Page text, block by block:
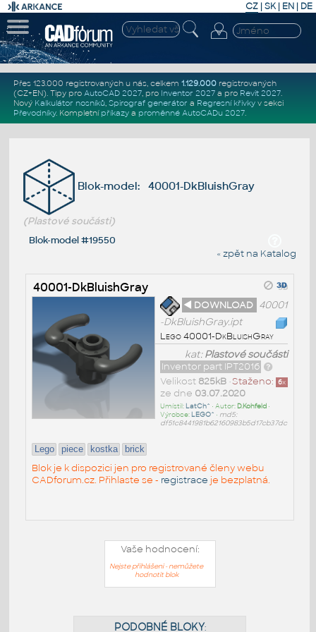
CZ | SK| EN | DE
Přes 123.000 registrovaných u nás, celkem 1.129.000registrovaných
(CZ+EN). Tipy pro AutoCAD 2027, pro Inventor 2027a pro Revit 2027.
Nový Kalkulátor nosníků, Spirograf generátor a Regresní křivkyv sekci
Převodníky. Kompletní příkazya proměnné AutoCADu 2027.
Blok-model: 40001-DkBluishGray
(Plastové součásti)
Blok-model #19550
« zpět na Katalog
40001-DkBluishGray
◄ DOWNLOAD 40001
-DkBluishGray.ipt
Lego 40001-DkBluishGray
kat:Plastové součásti
Inventor part IPT2016
Staženo: 6x
Velikost 825kB•
ze dne 03.07.2020
Umístil: LatCh^ • Autor: D.Kohfeld•
Výrobce: LEGO^ • md5:
df51c8441981b62160983b5d17cb37dc
Lego piece kostka brick
Blok je k dispozici jen pro registrované členy webu
CADforum.cz. Přihlaste se - registrace je bezplatná.
Vaše hodnocení:
Nejste přihlášeni - nemůžete
hodnotit blok